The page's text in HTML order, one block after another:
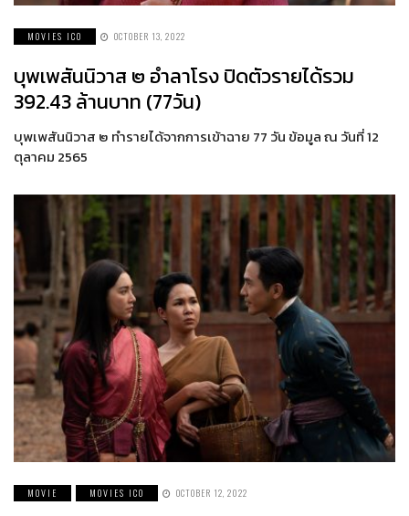
MOVIES ICO OCTOBER 13, 2022
บุพเพสันนิวาส ๒ อำลาโรง ปิดตัวรายได้รวม
392.43 ล้านบาท (77วัน)
บุพเพสันนิวาส ๒ ทำรายได้จากการเข้าฉาย 77 วัน ข้อมูล ณ วันที่ 12
ตุลาคม 2565
MOVIE MOVIES ICO OCTOBER 12, 2022